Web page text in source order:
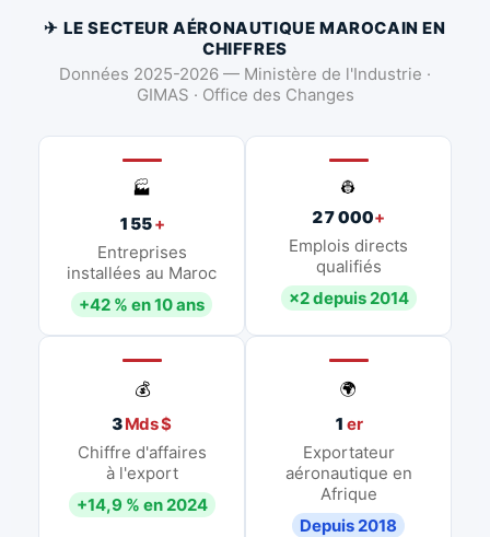
✈ LE SECTEUR AÉRONAUTIQUE MAROCAIN EN
CHIFFRES
Données 2025-2026 — Ministère de l'Industrie ·
GIMAS · Office des Changes
🏭
155+
Entreprises
installées au Maroc
+42 % en 10 ans
👷
27 000+
Emplois directs
qualifiés
×2 depuis 2014
💰
3Mds $
Chiffre d'affaires
à l'export
+14,9 % en 2024
🌍
1 er
Exportateur
aéronautique en
Afrique
Depuis 2018